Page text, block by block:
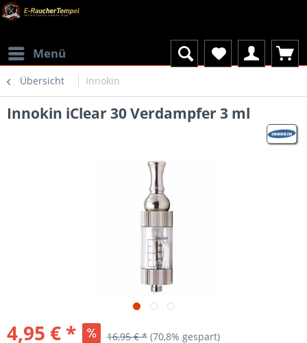
Menü
Übersicht Innokin
Innokin iClear 30 Verdampfer 3 ml
4,95 € * 16,95 € * (70,8% gespart)